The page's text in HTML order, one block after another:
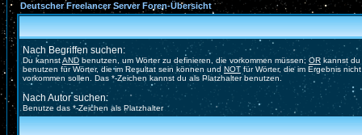
Deutscher Freelancer Server Foren-Übersicht
Nach Begriffen suchen:
Du kannstAND benutzen, um Wörter zu definieren, die vorkommen müssen; OR kannst du
benutzen für Wörter, die im Resultat sein können und NOT für Wörter, die im Ergebnis nicht
vorkommen sollen. Das *-Zeichen kannst du als Platzhalter benutzen.
Nach Autor suchen:
Benutze das *-Zeichen als Platzhalter